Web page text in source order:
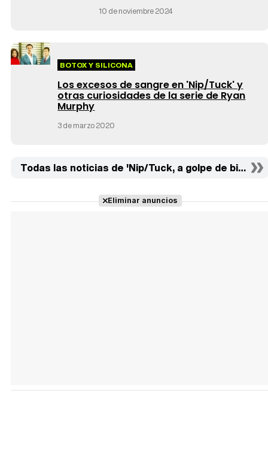
10 de noviembre 2024
BOTOX Y SILICONA
Los excesos de sangre en 'Nip/Tuck' y
otras curiosidades de la serie de Ryan
Murphy
3 de marzo 2020
Todas las noticias de 'Nip/Tuck, a golpe de bisturí'
Eliminar anuncios